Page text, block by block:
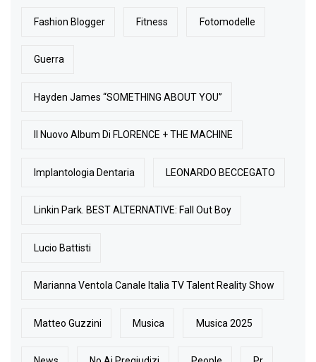
Fashion Blogger Fitness Fotomodelle
Guerra
Hayden James “SOMETHING ABOUT YOU”
Il Nuovo Album Di FLORENCE + THE MACHINE
Implantologia Dentaria LEONARDO BECCEGATO
Linkin Park. BEST ALTERNATIVE: Fall Out Boy
Lucio Battisti
Marianna Ventola Canale Italia TV Talent Reality Show
Matteo Guzzini Musica Musica 2025